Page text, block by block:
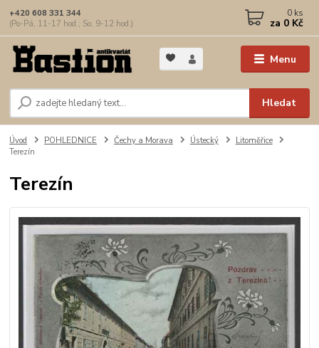
Menu
Hledat
+420 608 331 344
(Po-Pá, 11-17 hod.; So, 9-12 hod.)
0 ks
za 0 Kč
Úvod POHLEDNICE Čechy a Morava Ústecký
Litoměřice
Terezín
Terezín